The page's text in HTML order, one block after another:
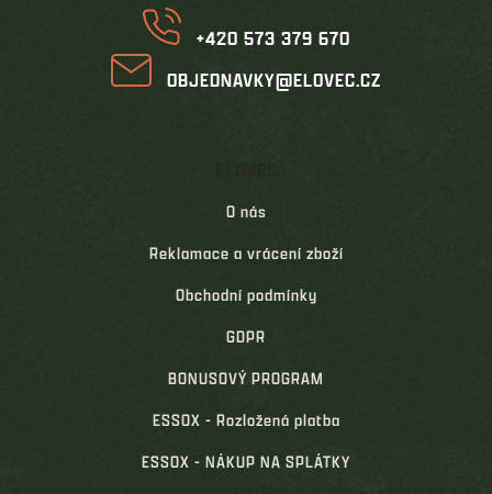
+420 573 379 670
OBJEDNAVKY@ELOVEC.CZ
O nás
Reklamace a vrácení zboží
Obchodní podmínky
GDPR
BONUSOVÝ PROGRAM
ESSOX - Rozložená platba
ESSOX - NÁKUP NA SPLÁTKY